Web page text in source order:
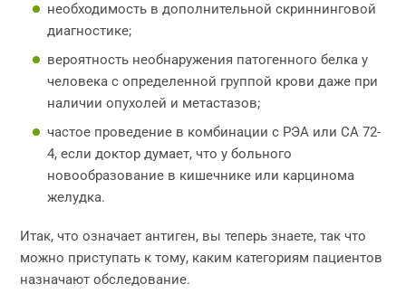
необходимость в дополнительной скриннинговой
диагностике;
вероятность необнаружения патогенного белка у
человека с определенной группой крови даже при
наличии опухолей и метастазов;
частое проведение в комбинации с РЭА или СА 72-
4, если доктор думает, что у больного
новообразование в кишечнике или карцинома
желудка.
Итак, что означает антиген, вы теперь знаете, так что
можно приступать к тому, каким категориям пациентов
назначают обследование.